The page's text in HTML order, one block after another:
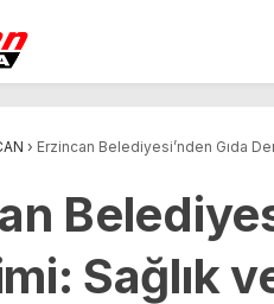
› Erzincan Belediyesi’nden Gıda
Sağlık